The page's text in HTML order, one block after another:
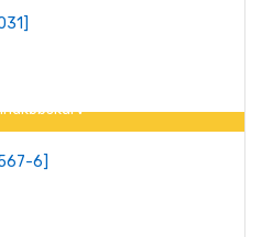
6]